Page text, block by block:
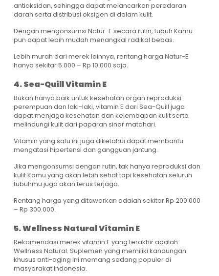
antioksidan, sehingga dapat melancarkan peredaran
darah serta distribusi oksigen di dalam kulit.
Dengan mengonsumsi Natur-E secara rutin, tubuh Kamu
pun dapat lebih mudah menangkal radikal bebas.
Lebih murah dari merek lainnya, rentang harga Natur-E
hanya sekitar 5.000 – Rp 10.000 saja.
4. Sea-Quill Vitamin E
Bukan hanya baik untuk kesehatan organ reproduksi
perempuan dan laki-laki, vitamin E dari Sea-Quill juga
dapat menjaga kesehatan dan kelembapan kulit serta
melindungi kulit dari paparan sinar matahari.
Vitamin yang satu ini juga diketahui dapat membantu
mengatasi hipertensi dan gangguan jantung.
Jika mengonsumsi dengan rutin, tak hanya reproduksi dan
kulit Kamu yang akan lebih sehat tapi kesehatan seluruh
tubuhmu juga akan terus terjaga.
Rentang harga yang ditawarkan adalah sekitar Rp 200.000
– Rp 300.000.
5. Wellness Natural Vitamin E
Rekomendasi merek vitamin E yang terakhir adalah
Wellness Natural. Suplemen yang memiliki kandungan
khusus anti-aging ini memang sedang populer di
masyarakat Indonesia.